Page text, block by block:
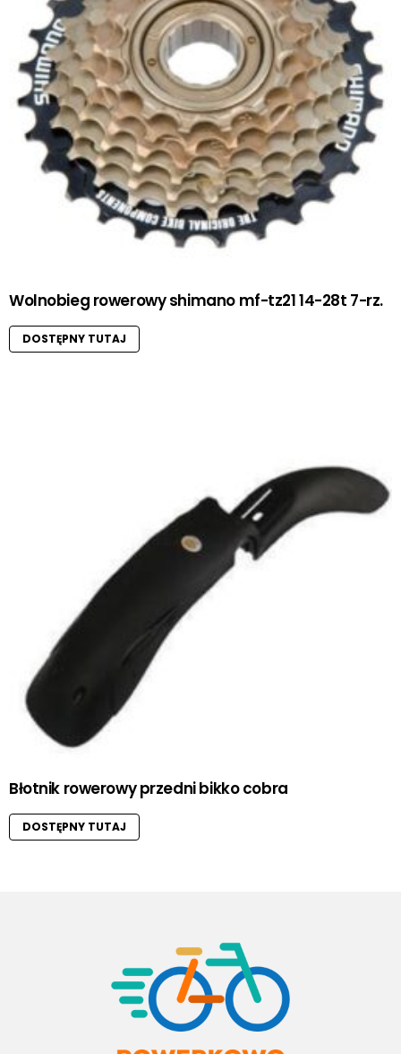
Wolnobieg rowerowy shimano mf-tz21 14-28t 7-rz.
DOSTĘPNY TUTAJ
Błotnik rowerowy przedni bikko cobra
DOSTĘPNY TUTAJ